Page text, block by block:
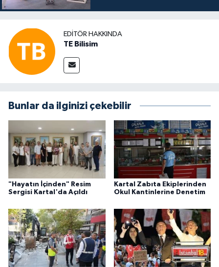
EDITÖR HAKKINDA
TE Bilisim
Bunlar da ilginizi çekebilir
"Hayatın İçinden" Resim
Sergisi Kartal'da Açıldı
Kartal Zabıta Ekiplerinden
Okul Kantinlerine Denetim